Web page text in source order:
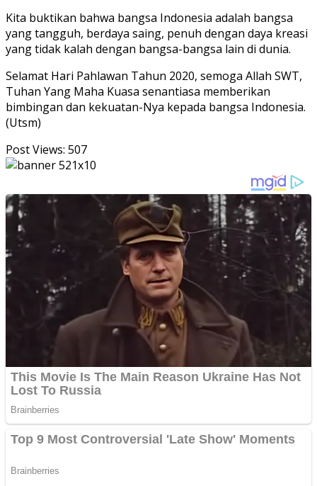
Kita buktikan bahwa bangsa Indonesia adalah bangsa
yang tangguh, berdaya saing, penuh dengan daya kreasi
yang tidak kalah dengan bangsa-bangsa lain di dunia.
Selamat Hari Pahlawan Tahun 2020, semoga Allah SWT,
Tuhan Yang Maha Kuasa senantiasa memberikan
bimbingan dan kekuatan-Nya kepada bangsa Indonesia.
(Utsm)
Post Views: 507